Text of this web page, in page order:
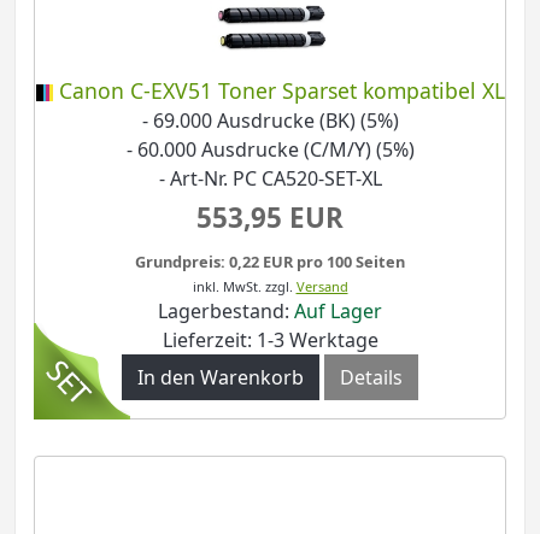
Canon C-EXV51 Toner Sparset kompatibel XL
- 69.000 Ausdrucke (BK) (5%)
- 60.000 Ausdrucke (C/M/Y) (5%)
- Art-Nr. PC CA520-SET-XL
553,95 EUR
Grundpreis: 0,22 EUR pro 100 Seiten
inkl. MwSt. zzgl. Versand
Lagerbestand: Auf Lager
Lieferzeit: 1-3 Werktage
In den Warenkorb
Details